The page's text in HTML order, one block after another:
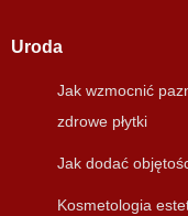
Uroda
Jak wzmocnić
zdrowe płytki
Jak dodać
Kosmetologia